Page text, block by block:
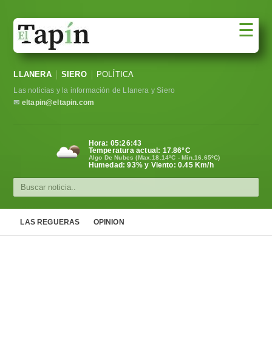
Sociedad
Política
Cultura
☰
LLANERA SIERO POLÍTICA
Las noticias y la información de Llanera y Siero
✉ eltapin@eltapin.com
Hora: 05:26:44
Temperatura actual: 17.86°C
Algo De Nubes (Max.18.14ºC - Min.16.65ºC)
Humedad: 93% y Viento: 0.45 Km/h
LAS REGUERAS OPINION